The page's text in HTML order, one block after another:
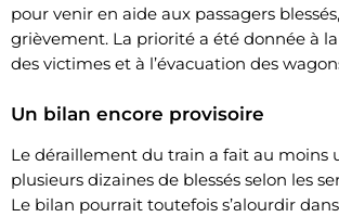
pour venir en aide aux passagers
grièvement. La priorité a été donnée à
des victimes et à l’évacuation des
Un bilan encore provisoire
Le déraillement du train a fait au moins
plusieurs dizaines de blessés selon les
Le bilan pourrait toutefois s’alourdir